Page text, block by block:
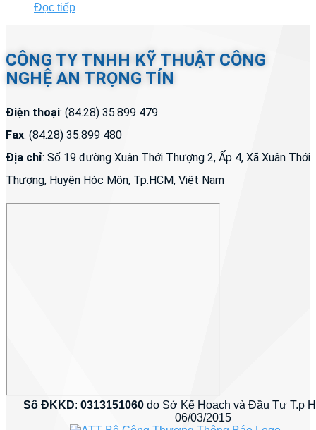
Đọc tiếp
CÔNG TY TNHH KỸ THUẬT CÔNG
NGHỆ AN TRỌNG TÍN
Điện thoại: (84.28) 35.899 479
Fax: (84.28) 35.899 480
Địa chỉ: Số 19 đường Xuân Thới Thượng 2, Ấp 4, Xã Xuân Thới
Thượng, Huyện Hóc Môn, Tp.HCM, Việt Nam
Số ĐKKD:0313151060 do Sở Kế Hoạch và Đầu Tư T.p
06/03/2015